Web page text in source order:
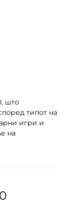
што
типот на
игри и
на